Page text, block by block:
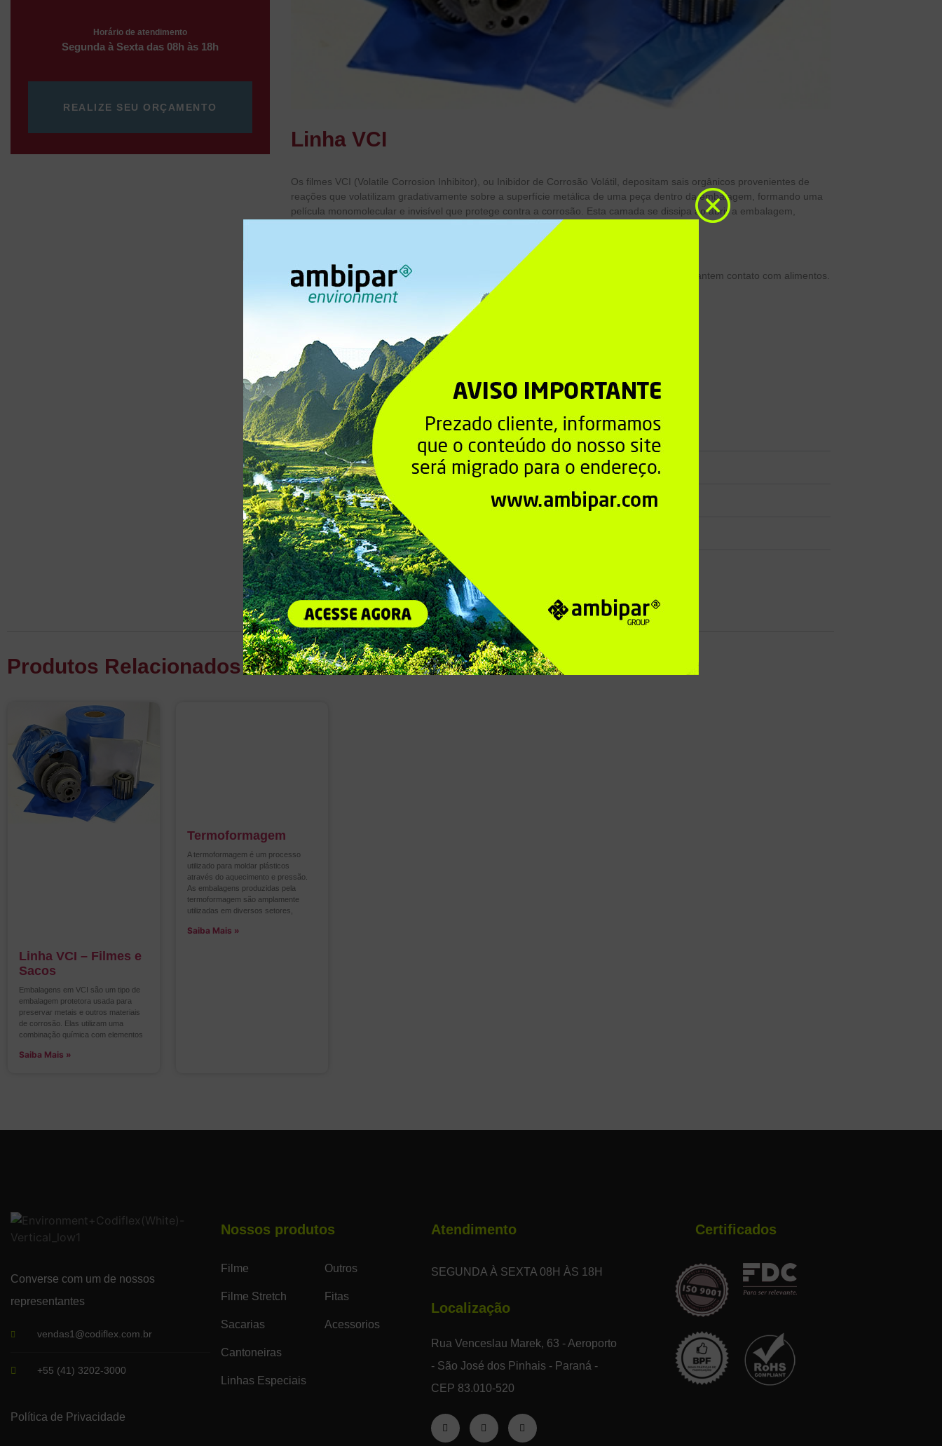
Horário de atendimento
Segunda à Sexta das 08h às 18h
REALIZE SEU ORÇAMENTO
Linha VCI
Os filmes VCI (Volatile Corrosion Inhibitor), ou Inibidor de Corrosão Volátil, depositam sais orgânicos provenientes de
reações que volatilizam gradativamente sobre a superfície metálica de uma peça dentro da embalagem, formando uma
película monomolecular e invisível que protege contra a corrosão. Esta camada se dissipa ao abrir a embalagem,
A nova geração da Tecnologia VCI – Biotec® proporciona:
Nosso produto tem aprovação em Laboratórios Certificados para embalagens que mantem contato com alimentos.
Melhoramos as condições de trabalho pois trata-se de produto não tóxico.
Melhorando o cheiro desagradável do antigo VCI..
IKS com maior grau de proteção para corrosão.
Aplicações
Detalhes
Especificações técnicas
Ficha técnica
Produtos Relacionados
Linha VCI – Filmes e
Sacos
Embalagens em VCI são um tipo de
embalagem protetora usada para
preservar metais e outros materiais
de corrosão. Elas utilizam uma
combinação química com elementos
Saiba Mais »
Termoformagem
A termoformagem é um processo
utilizado para moldar plásticos
através do aquecimento e pressão.
As embalagens produzidas pela
termoformagem são amplamente
utilizadas em diversos setores,
Saiba Mais »
Converse com um de nossos
representantes
vendas1@codiflex.com.br
+55 (41) 3202-3000
Política de Privacidade
Nossos produtos
Filme
Filme Stretch
Sacarias
Cantoneiras
Linhas Especiais
Outros
Fitas
Acessorios
Atendimento
SEGUNDA À SEXTA 08H ÀS 18H
Localização
Rua Venceslau Marek, 63 - Aeroporto
- São José dos Pinhais - Paraná -
CEP 83.010-520
Certificados